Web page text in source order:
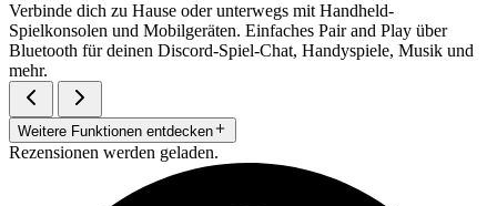
Verbinde dich zu Hause oder unterwegs mit Handheld-
Spielkonsolen und Mobilgeräten. Einfaches Pair and Play über
Bluetooth für deinen Discord-Spiel-Chat, Handyspiele, Musik und
mehr.
Weitere Funktionen entdecken
Rezensionen werden geladen.